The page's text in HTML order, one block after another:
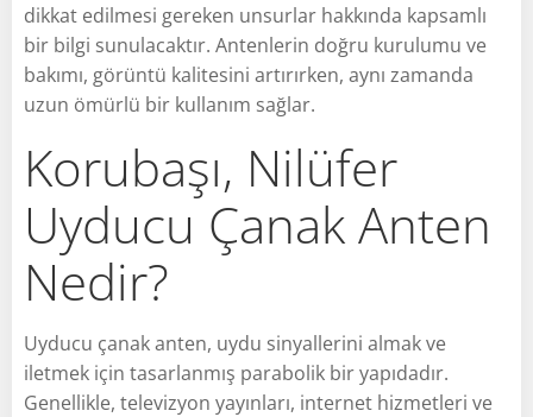
dikkat edilmesi gereken unsurlar hakkında kapsamlı
bir bilgi sunulacaktır. Antenlerin doğru kurulumu ve
bakımı, görüntü kalitesini artırırken, aynı zamanda
uzun ömürlü bir kullanım sağlar.
Korubaşı, Nilüfer
Uyducu Çanak Anten
Nedir?
Uyducu çanak anten, uydu sinyallerini almak ve
iletmek için tasarlanmış parabolik bir yapıdadır.
Genellikle, televizyon yayınları, internet hizmetleri ve